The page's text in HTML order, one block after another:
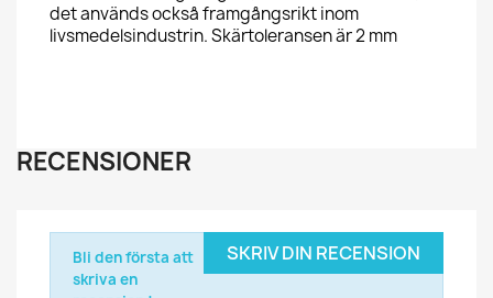
det används också framgångsrikt inom
livsmedelsindustrin. Skärtoleransen är 2 mm
RECENSIONER
SKRIV DIN RECENSION
Bli den första att
skriva en